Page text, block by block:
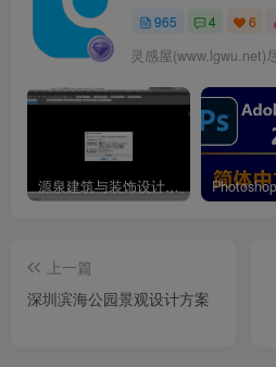
965 4 6
源泉建筑与装饰设计CAD插件工具箱（YQArch 6.7.4）
上一篇
深圳滨海公园景观设计方案